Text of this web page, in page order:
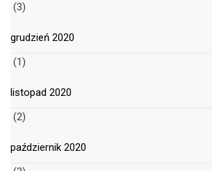
(3)
grudzień 2020
(1)
listopad 2020
(2)
październik 2020